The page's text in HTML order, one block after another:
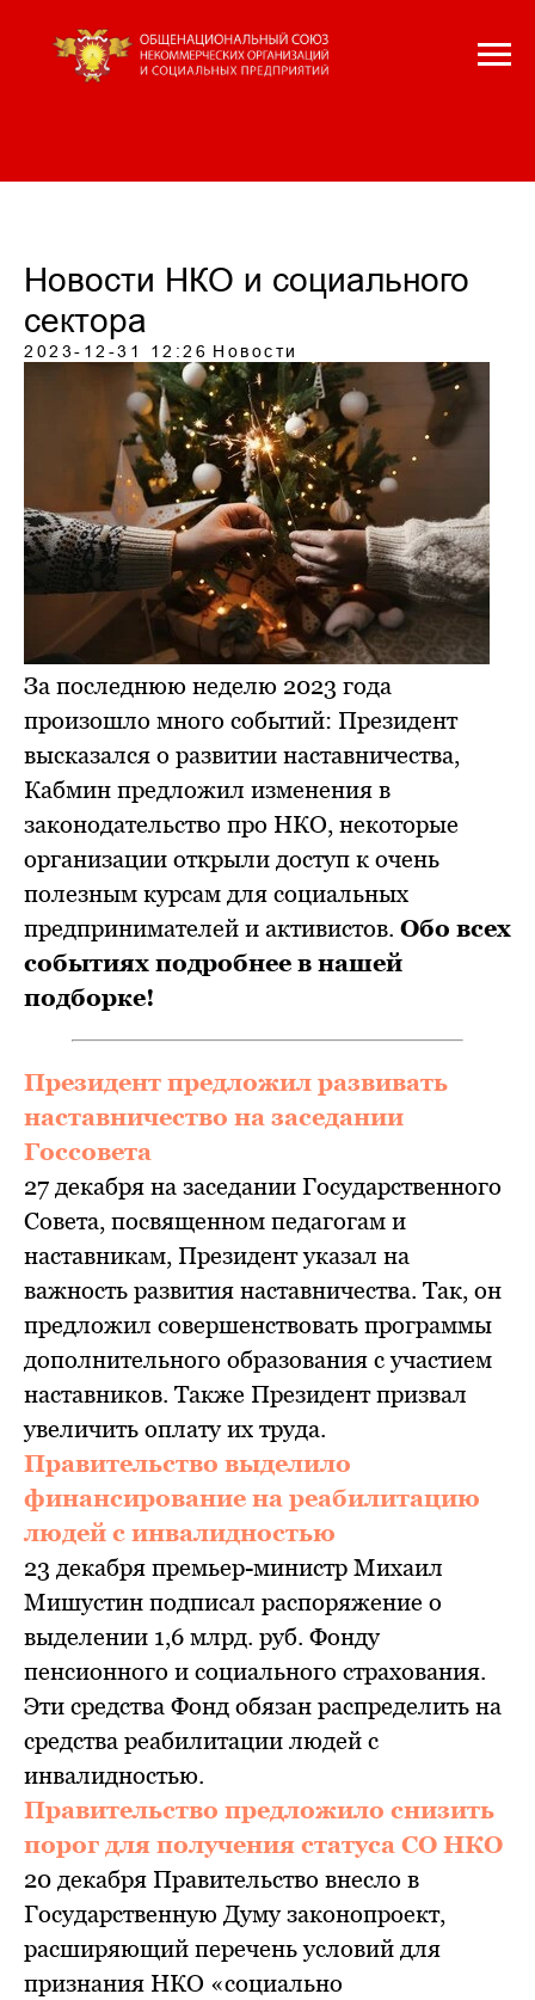
Новости НКО и социального
сектора
2023-12-31 12:26 Новости
За последнюю неделю 2023 года
произошло много событий: Президент
высказался о развитии наставничества,
Кабмин предложил изменения в
законодательство про НКО, некоторые
организации открыли доступ к очень
полезным курсам для социальных
предпринимателей и активистов. Обо всех
событиях подробнее в нашей
подборке!
Президент предложил развивать
наставничество на заседании
Госсовета
27 декабря на заседании Государственного
Совета, посвященном педагогам и
наставникам, Президент указал на
важность развития наставничества. Так, он
предложил совершенствовать программы
дополнительного образования с участием
наставников. Также Президент призвал
увеличить оплату их труда.
Правительство выделило
финансирование на реабилитацию
людей с инвалидностью
23 декабря премьер-министр Михаил
Мишустин подписал распоряжение о
выделении 1,6 млрд. руб. Фонду
пенсионного и социального страхования.
Эти средства Фонд обязан распределить на
средства реабилитации людей с
инвалидностью.
Правительство предложило снизить
порог для получения статуса СО НКО
20 декабря Правительство внесло в
Государственную Думу законопроект,
расширяющий перечень условий для
признания НКО «социально